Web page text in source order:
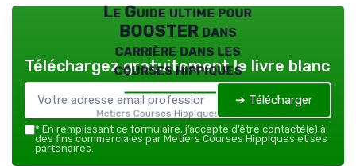
Le Guide ultime pour
BOOSTER dans
carrière dans les
courses hippiques
Metiers Courses Hippiques — 2026
Téléchargez gratuitement le livre blanc
➔ Télécharger
* En remplissant ce formulaire, j’accepte d’être contacté(e) à
des fins commerciales par Metiers Courses Hippiques et ses
partenaires.